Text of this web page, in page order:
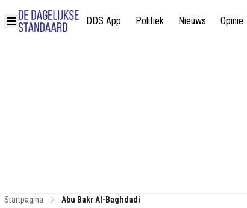
DDS App Politiek Nieuws Opinie
Startpagina Abu Bakr Al-Baghdadi